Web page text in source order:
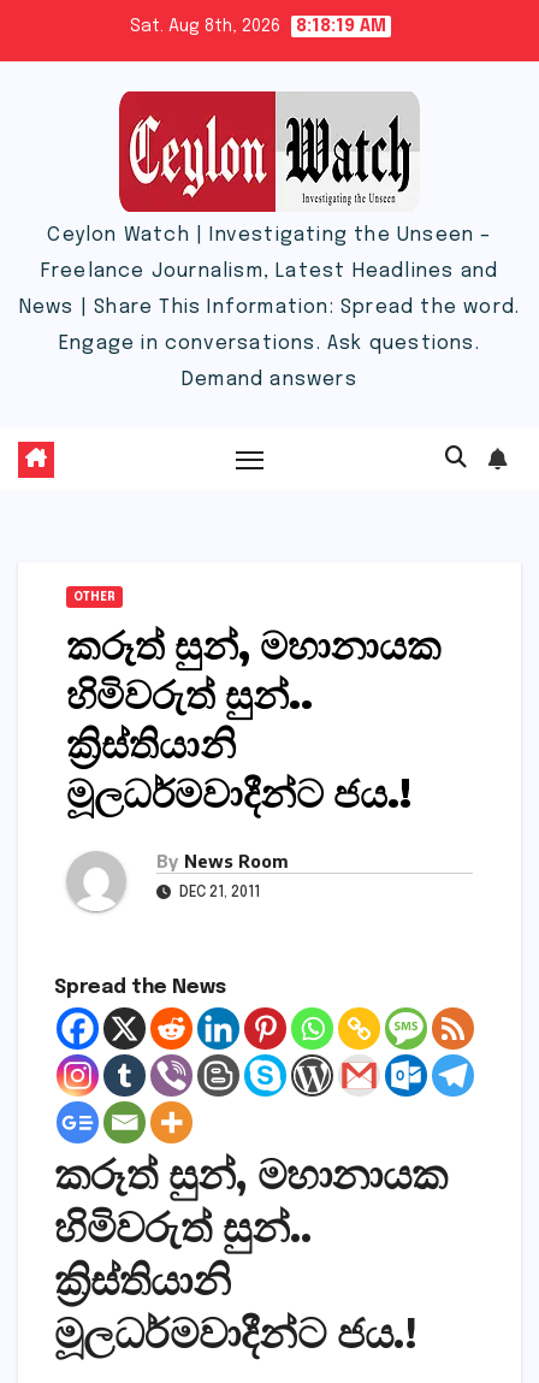
Sat. Aug 8th, 2026 8:18:20 AM
Ceylon Watch | Investigating the Unseen –
Freelance Journalism, Latest Headlines and
News | Share This Information: Spread the word.
Engage in conversations. Ask questions.
Demand answers
OTHER
කරූත් සුන්, මහානායක
හිමිවරුත් සුන්..
ක්‍රිස්තියානි
මූලධර්මවාදීන්ට ජය.!
By News Room
DEC 21, 2011
Spread the News
කරූත් සුන්, මහානායක
හිමිවරුත් සුන්..
ක්‍රිස්තියානි
මූලධර්මවාදීන්ට ජය.!